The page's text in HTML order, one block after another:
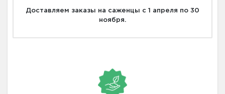
Доставляем заказы на саженцы с 1 апреля по 30
ноября.